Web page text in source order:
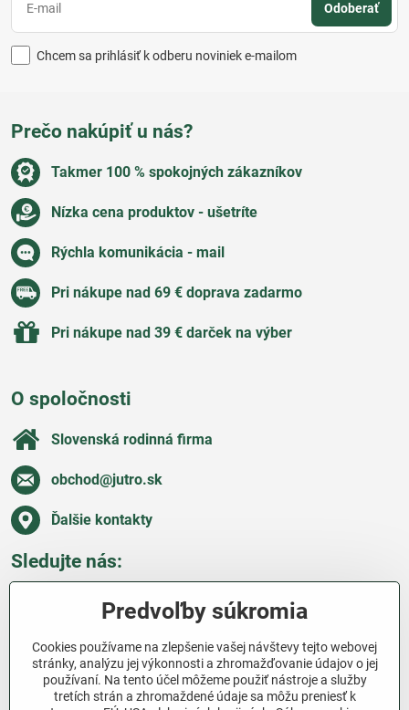
Odoberať
Chcem sa prihlásiť k odberu noviniek e-mailom
Prečo nakúpiť u nás?
Takmer 100 % spokojných zákazníkov
Nízka cena produktov - ušetríte
Rýchla komunikácia - mail
Pri nákupe nad 69 € doprava zadarmo
Pri nákupe nad 39 € darček na výber
O spoločnosti
Slovenská rodinná firma
obchod​@jutro​.sk
Ďalšie kontakty
Sledujte nás:
Všetko o nákupe
Ďakujeme za podporu
Predvoľby súkromia
Cookies používame na zlepšenie vašej návštevy tejto webovej
stránky, analýzu jej výkonnosti a zhromažďovanie údajov o jej
používaní. Na tento účel môžeme použiť nástroje a služby
tretích strán a zhromaždené údaje sa môžu preniesť k